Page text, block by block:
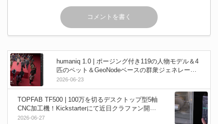
humaniq 1.0 | ポージング付き119の人物モデル＆4
匹のペット＆GeoNodeベースの群衆ジェネレータ
ーを収録したBlender向けヒューマンアセットライ
ブラリー！
2026-06-23
TOPFAB TF500 | 100万を切るデスクトップ型5軸
CNC加工機！Kickstarterにて近日クラファン開始
予定！レビュー動画なども公開中！
2026-06-27